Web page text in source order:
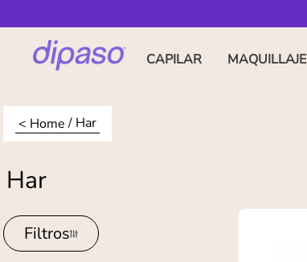
CAPILAR MAQUILLAJE
Har
Har
Filtros